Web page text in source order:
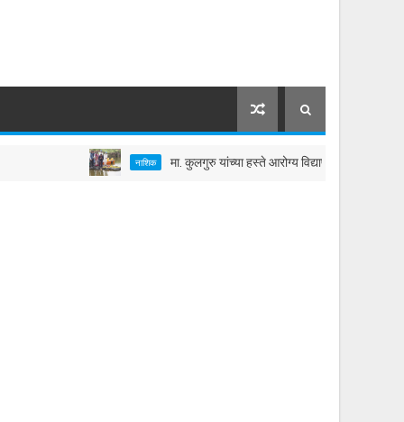
नाशिक मा. कुलगुरु यांच्या हस्ते आरोग्य विद्यापीठातील तलावाचे जलपूजन